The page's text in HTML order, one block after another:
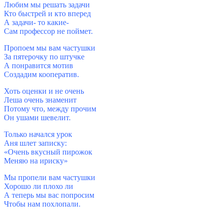
Любим мы решать задачи
Кто быстрей и кто вперед
А задачи- то какие-
Сам профессор не поймет.
Пропоем мы вам частушки
За пятерочку по штучке
А понравится мотив
Создадим кооператив.
Хоть оценки и не очень
Леша очень знаменит
Потому что, между прочим
Он ушами шевелит.
Только начался урок
Аня шлет записку:
«Очень вкусный пирожок
Меняю на ириску»
Мы пропели вам частушки
Хорошо ли плохо ли
А теперь мы вас попросим
Чтобы нам похлопали.